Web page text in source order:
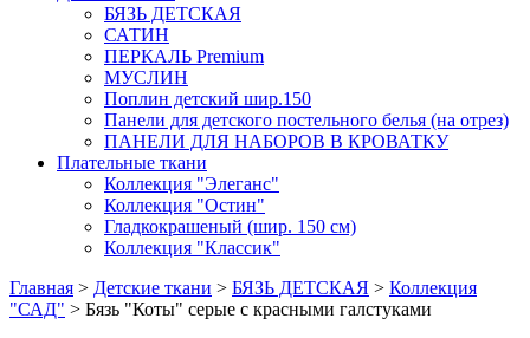
БЯЗЬ ДЕТСКАЯ
САТИН
ПЕРКАЛЬ Premium
МУСЛИН
Поплин детский шир.150
Панели для детского постельного белья (на отрез)
ПАНЕЛИ ДЛЯ НАБОРОВ В КРОВАТКУ
Плательные ткани
Коллекция "Элеганс"
Коллекция "Остин"
Гладкокрашеный (шир. 150 см)
Коллекция "Классик"
Главная > Детские ткани > БЯЗЬ ДЕТСКАЯ > Коллекция
"САД" > Бязь "Коты" серые с красными галстуками